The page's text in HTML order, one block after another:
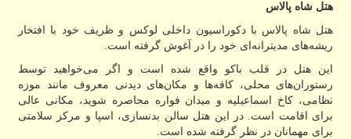
هتل شاه پالاس
هتل شاه پالاس با دکوراسیون داخلی لوکس و ظریف خود با افتخار
ریشه‌های مدیترانه‌ای خود را در آغوش گرفته است.
این هتل در قلب باکو واقع شده است و اگر می‌خواهید توسط
رستوران‌های محلی، کافه‌ها و مکان‌های دیدنی معروف مانند موزه
نظامی، کاخ اسماعیلیه و میدان فواره محاصره شوید، مکانی عالی
برای اقامت است. در این هتل سالن بدنسازی، اسپا و مرکز سلامتی
برای مهمانان در نظر گرفته شده است.